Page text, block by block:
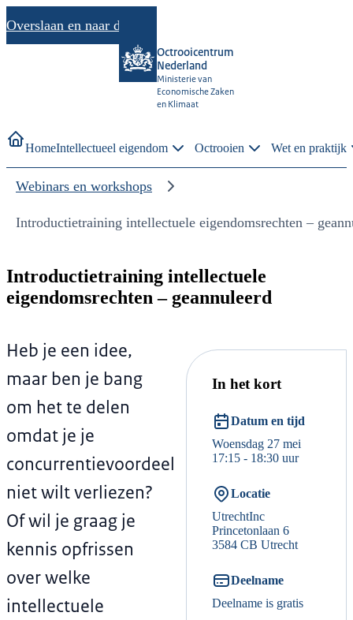
Overslaan en naar de inhoud gaan
Octrooicentrum
Nederland
Ministerie van
Economische Zaken
en Klimaat
HomeIntellectueel eigendom Octrooien Wet en praktijk
Webinars en workshops
Introductietraining intellectuele eigendomsrechten –
Introductietraining intellectuele
eigendomsrechten – geannuleerd
Heb je een idee,
maar ben je bang
om het te delen
omdat je je
concurrentievoordeel
niet wilt verliezen?
Of wil je graag je
kennis opfrissen
over welke
intellectuele
In het kort
Datum en tijd
Woensdag 27 mei
17:15 - 18:30 uur
Locatie
UtrechtInc
Princetonlaan 6
3584 CB Utrecht
Deelname
Deelname is gratis